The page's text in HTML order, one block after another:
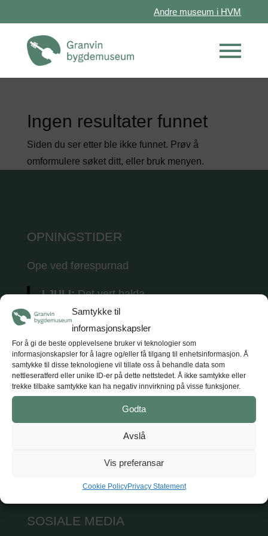
Samtykke til
informasjonskapsler
For å gi de beste opplevelsene bruker vi teknologier som
informasjonskapsler for å lagre og/eller få tilgang til enhetsinformasjon. Å
samtykke til disse teknologiene vil tillate oss å behandle data som
nettleseratferd eller unike ID-er på dette nettstedet. Å ikke samtykke eller
trekke tilbake samtykke kan ha negativ innvirkning på visse funksjoner.
Godta
Avslå
Vis preferansar
Cookie PolicyPrivacy Statement
Andre museum i HVM
Ingen resultater funnet
Siden du ser etter ble ikke funnet. Prøv å
omformulere søket ditt, eller bruk menyen.
OPNINGSTIDER
Ope ved førespurnad
I JULI: Det vert halda
tradisjonsmusikkkonsertar
juli (5 konsertar) kl. 18.Tunet opnar kl. 17
med opne utstillingar, kaffe og vafler.
KONTAKT
Hardanger og Voss museum
E: post@hvm.museum.no
Sjå på Google maps
SOSIALE MEDIA